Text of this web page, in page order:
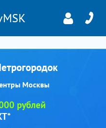
Москвы
рублей